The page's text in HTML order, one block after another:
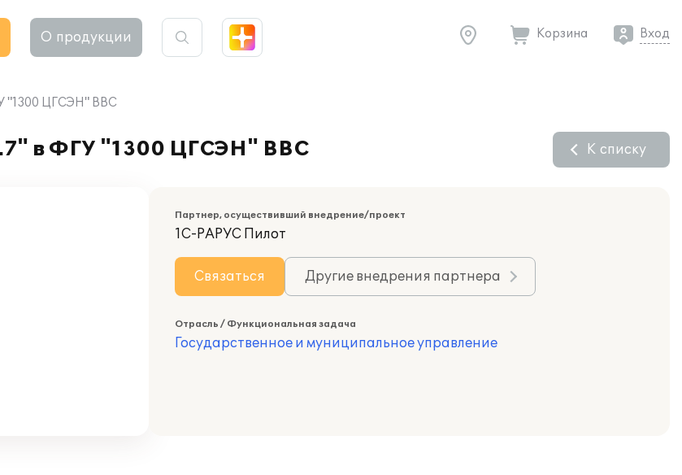
О продукции Корзина Вход
"1300 ЦГСЭН" ВВС
в ФГУ "1300 ЦГСЭН" ВВС К списку
Партнер, осуществивший внедрение/проект
1С-РАРУС Пилот
Связаться Другие внедрения партнера
Отрасль / Функциональная задача
Государственное и муниципальное управление